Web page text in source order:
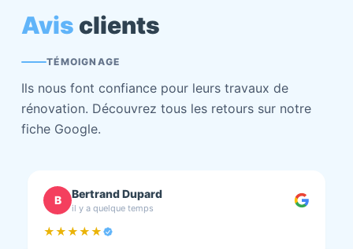
Avis clients
TÉMOIGNAGE
Ils nous font confiance pour leurs travaux de
rénovation. Découvrez tous les retours sur notre
fiche Google.
C chantal BOURBONNAIS
il y a quelque temps
★★★★★